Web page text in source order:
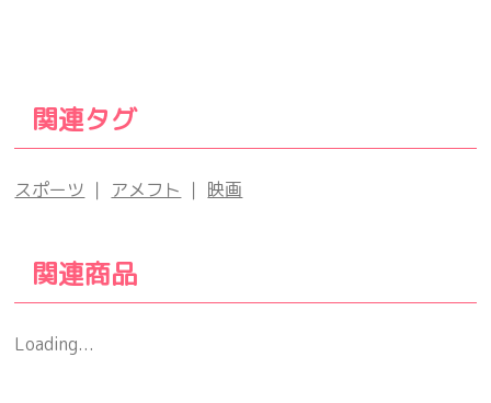
関連タグ
スポーツ ｜ アメフト ｜ 映画
関連商品
Loading...